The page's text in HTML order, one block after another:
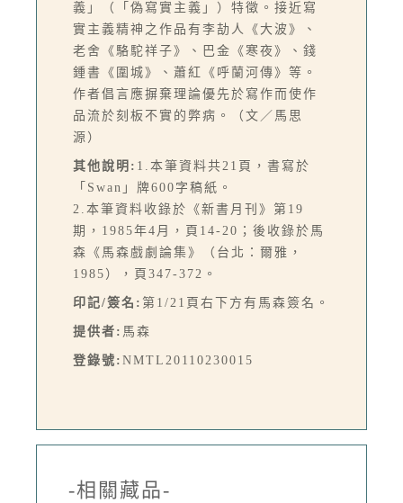
義」（「偽寫實主義」）特徵。接近寫
實主義精神之作品有李劼人《大波》、
老舍《駱駝祥子》、巴金《寒夜》、錢
鍾書《圍城》、蕭紅《呼蘭河傳》等。
作者倡言應摒棄理論優先於寫作而使作
品流於刻板不實的弊病。（文／馬思
源）
其他說明: 1.本筆資料共21頁，書寫於
「Swan」牌600字稿紙。
2.本筆資料收錄於《新書月刊》第19
期，1985年4月，頁14-20；後收錄於馬
森《馬森戲劇論集》（台北：爾雅，
1985），頁347-372。
印記/簽名: 第1/21頁右下方有馬森簽名。
提供者: 馬森
登錄號: NMTL20110230015
-相關藏品-